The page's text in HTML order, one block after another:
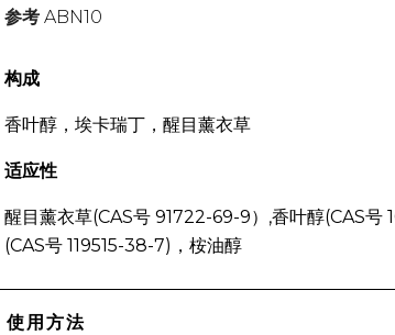
参考 ABN10
构成
香叶醇，埃卡瑞丁，醒目薰衣草
适应性
醒目薰衣草(CAS号 91722-69-9）,香叶醇(CAS号
(CAS号 119515-38-7)，桉油醇
使用方法